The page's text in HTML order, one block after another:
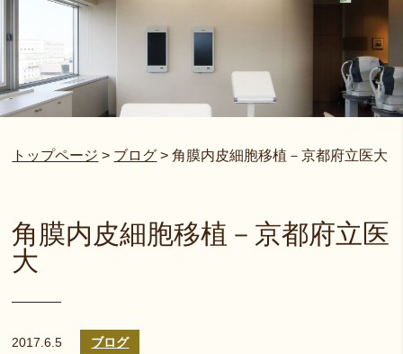
トップページ > ブログ >角膜内皮細胞移植－京都府立医大
角膜内皮細胞移植－京都府立医
大
2017.6.5 ブログ